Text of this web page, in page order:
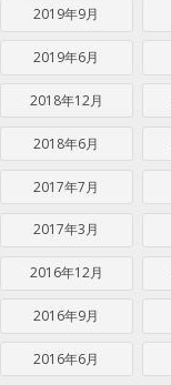
2019年9月
2019年6月
2018年12月
2018年6月
2017年7月
2017年3月
2016年12月
2016年9月
2016年6月